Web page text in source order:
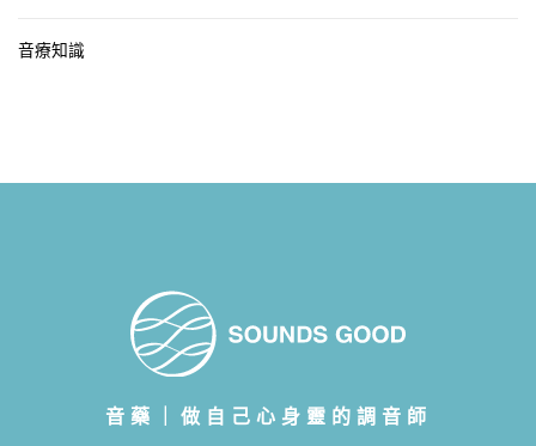
音療知識
音藥｜做自己心身靈的調音師